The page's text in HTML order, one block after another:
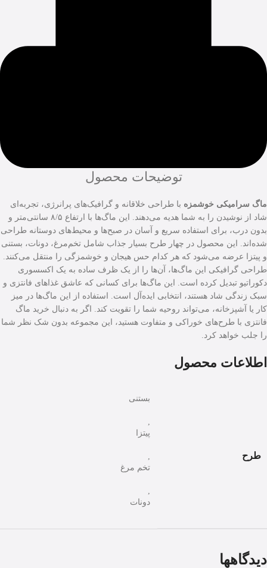
توضیحات محصول
ماگ سرامیکی خوشمزه با طراحی خلاقانه و گرافیک‌های پرانرژی، تجربه‌ای
شاد از نوشیدن را به شما هدیه می‌دهند. این ماگ‌ها با ارتفاع ۸/۵ سانتی‌متر و
بدون درب، برای استفاده سریع و آسان در صبح‌ها و محیط‌های دوستانه طراحی
شده‌اند. این محصول در چهار طرح بسیار جذاب شامل تخم‌مرغ، دونات، بستنی
و پیتزا عرضه می‌شود که هر کدام حس هیجان و خوشمزگی را منتقل می‌کنند.
طراحی گرافیکی این ماگ‌ها، آن‌ها را از یک ظرف ساده به یک اکسسوری
دکوراتیو تبدیل کرده است. این ماگ‌ها برای کسانی که عاشق غذاهای فانتزی و
سبک زندگی شاد هستند، انتخابی ایده‌آل است. استفاده از این ماگ‌ها در میز
کار یا آشپزخانه، می‌تواند روحیه شما را تقویت کند. اگر به دنبال خرید ماگ
فانتزی با طرح‌های خوراکی و متفاوت هستید، این مجموعه بدون شک نظر شما
را جلب خواهد کرد.
اطلاعات محصول
طرح
بستنی
پیتزا
تخم مرغ
دونات
دیدگاهها